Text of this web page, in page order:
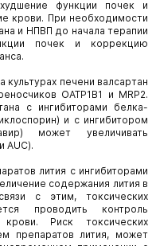
функции почек и
крови. При необходимости
и НПВП до начала терапии
почек и коррекцию
культурах печени валсартан
ОАТР1В1 и MRP2.
с ингибиторами белка-
и с ингибитором
может увеличивать
и AUC).
лития с ингибиторами
содержания лития в
с этим, токсических
проводить контроль
Риск токсических
препаратов лития, может